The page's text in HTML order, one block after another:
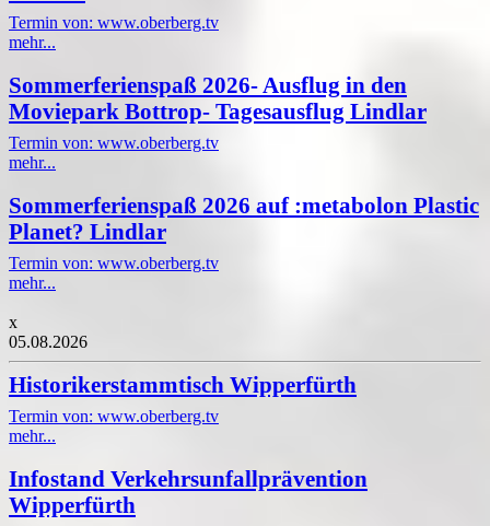
Termin von: www.oberberg.tv
mehr...
Sommerferienspaß 2026- Ausflug in den
Moviepark Bottrop- Tagesausflug Lindlar
Termin von: www.oberberg.tv
mehr...
Sommerferienspaß 2026 auf :metabolon Plastic
Planet? Lindlar
Termin von: www.oberberg.tv
mehr...
x
05.08.2026
Historikerstammtisch Wipperfürth
Termin von: www.oberberg.tv
mehr...
Infostand Verkehrsunfallprävention
Wipperfürth